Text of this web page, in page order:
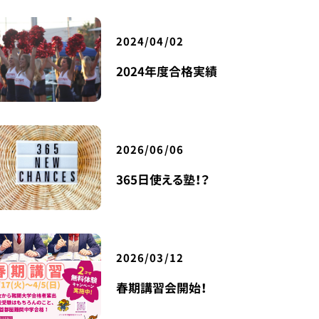
2024/04/02
2024年度合格実績
2026/06/06
365日使える塾！？
2026/03/12
春期講習会開始！